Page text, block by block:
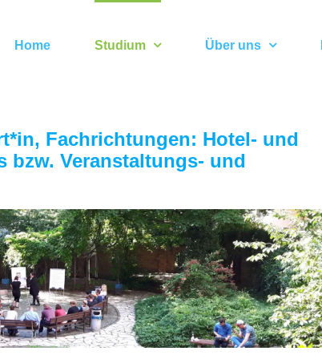
Home Studium Über uns
Fachrichtungen: Hotel- und
bzw. Veranstaltungs- und